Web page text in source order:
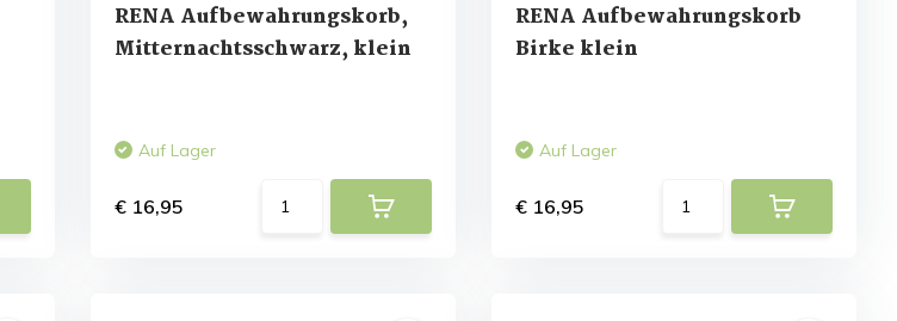
RENA Aufbewahrungskorb,
Mitternachtsschwarz, klein
Auf Lager
€ 16,95
RENA Aufbewahrungskorb
Birke klein
Auf Lager
€ 16,95